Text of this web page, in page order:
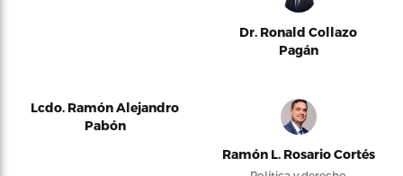
Dr. Ronald Collazo
Pagán
Lcdo. Ramón Alejandro
Pabón
Ramón L. Rosario Cortés